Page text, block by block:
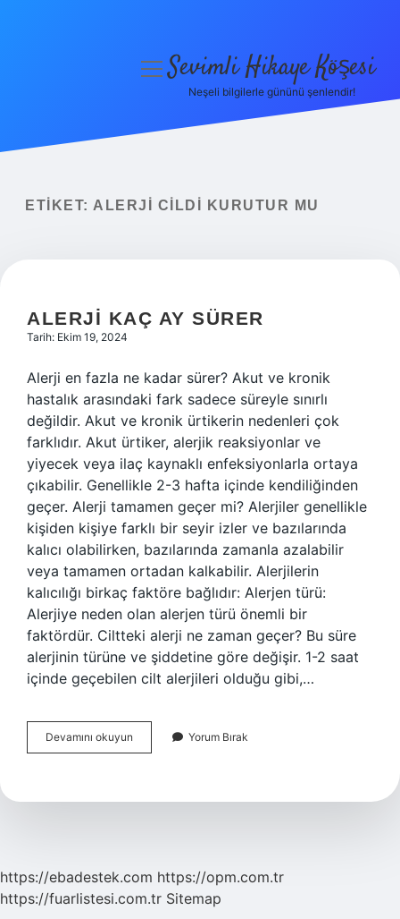
Yasal Uyarı
menüyüSevimli Hikaye Köşesi
Neşeli bilgilerle gününü şenlendir!
ETIKET: ALERJI CILDI KURUTUR MU
ALERJI KAÇ AY SÜRER
Tarih: Ekim 19, 2024
Alerji en fazla ne kadar sürer? Akut ve kronik
hastalık arasındaki fark sadece süreyle sınırlı
değildir. Akut ve kronik ürtikerin nedenleri çok
farklıdır. Akut ürtiker, alerjik reaksiyonlar ve
yiyecek veya ilaç kaynaklı enfeksiyonlarla ortaya
çıkabilir. Genellikle 2-3 hafta içinde kendiliğinden
geçer. Alerji tamamen geçer mi? Alerjiler genellikle
kişiden kişiye farklı bir seyir izler ve bazılarında
kalıcı olabilirken, bazılarında zamanla azalabilir
veya tamamen ortadan kalkabilir. Alerjilerin
kalıcılığı birkaç faktöre bağlıdır: Alerjen türü:
Alerjiye neden olan alerjen türü önemli bir
faktördür. Ciltteki alerji ne zaman geçer? Bu süre
alerjinin türüne ve şiddetine göre değişir. 1-2 saat
içinde geçebilen cilt alerjileri olduğu gibi,…
Devamını okuyun
Kaç
Yorum Bırak
https://ebadestek.com https://opm.com.tr
https://fuarlistesi.com.tr Sitemap